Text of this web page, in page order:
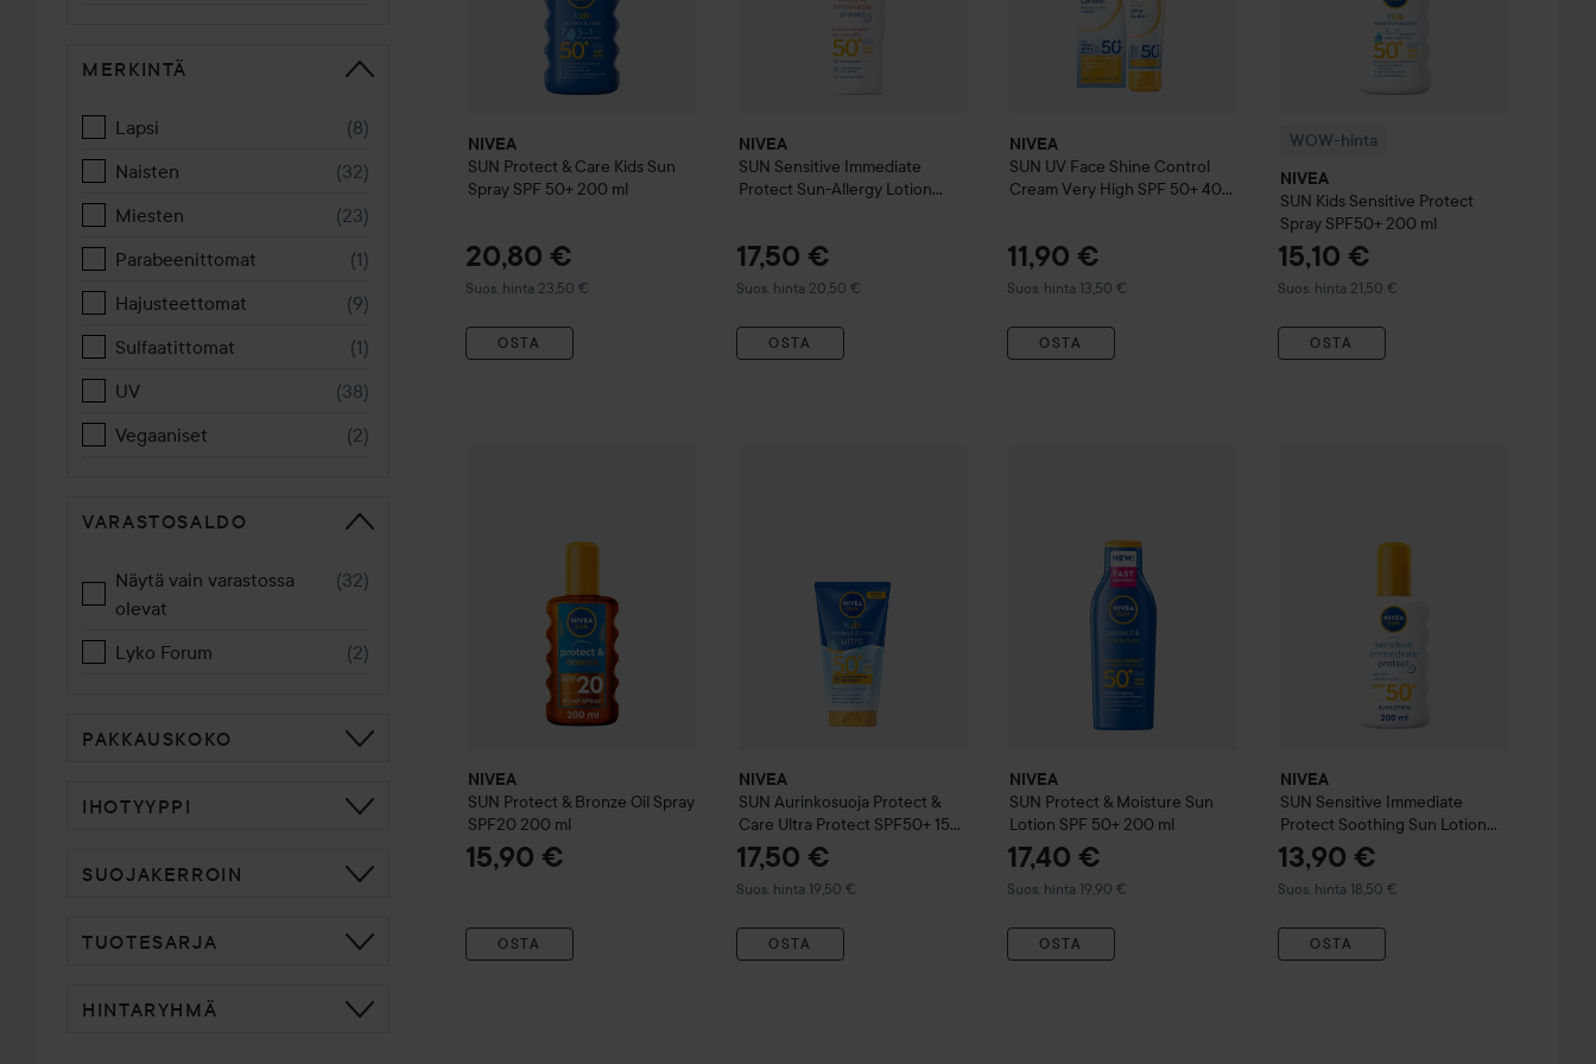
MERKINTÄ
Lapsi (8)
Naisten
(32)
Miesten
(23)
Parabeenittomat
(1)
Hajusteettomat
(9)
Sulfaatittomat
(1)
UV
(38)
Vegaaniset
(2)
VARASTOSALDO
Näytä vain varastossa
olevat
(32)
Lyko Forum (2)
PAKKAUSKOKO
IHOTYYPPI
SUOJAKERROIN
TUOTESARJA
HINTARYHMÄ
NIVEA
SUN Protect & Care Kids Sun
Spray SPF 50+ 200 ml
20,80 €
Suos. hinta 23,50 €
Suositeltu hinta 23,50 €
OSTA
NIVEA
SUN Sensitive Immediate
Protect Sun-Allergy Lotion
17,50 €
Suos. hinta 20,50 €
Suositeltu hinta 20,50 €
OSTA
NIVEA
SUN UV Face Shine Control
Cream Very High SPF 50+40
11,90 €
Suos. hinta 13,50 €
Suositeltu hinta 13,50 €
OSTA
WOW-hinta
NIVEA
SUN Kids Sensitive Protect
Spray SPF50+ 200 ml
15,10 €
Suos. hinta 21,50 €
Suositeltu hinta 21,50 €
OSTA
NIVEA
SUN Protect & Bronze Oil Spray
SPF20 200 ml
15,90 €
OSTA
NIVEA
SUN Aurinkosuoja Protect &
Care Ultra Protect SPF50+ 150
ml
17,50 €
Suos. hinta 19,50 €
Suositeltu hinta 19,50 €
OSTA
NIVEA
SUN Protect & Moisture Sun
Lotion SPF 50+ 200 ml
17,40 €
Suos. hinta 19,90 €
Suositeltu hinta 19,90 €
OSTA
NIVEA
SUN Sensitive Immediate
Protect Soothing Sun Lotion
SPF50+200 ml
13,90 €
Suos. hinta 18,50 €
Suositeltu hinta 18,50 €
OSTA